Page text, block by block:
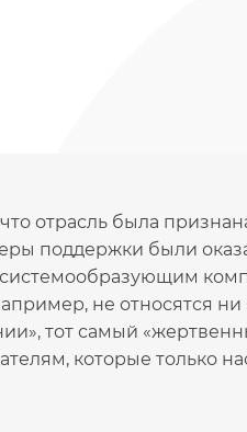
отрасль была
поддержки были
системообразующим
не относятся
тот самый
которые только